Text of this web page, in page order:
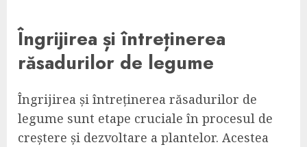
Îngrijirea și întreținerea
răsadurilor de legume
Îngrijirea și întreținerea răsadurilor de
legume sunt etape cruciale în procesul de
creștere și dezvoltare a plantelor. Acestea